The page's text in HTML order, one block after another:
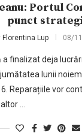
Portul
punct
Florentina Lup 08/
finalizat deja
lunii
Reparațiile vor
…